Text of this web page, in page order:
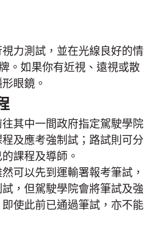
力測試，並在光線良好的情
。如果你有近視、遠視或散
眼鏡。
其中一間政府指定駕駛學院
及應考強制試；路試則可分
課程及導師。
可以先到運輸署報考筆試，
，但駕駛學院會將筆試及強
使此前已通過筆試，亦不能